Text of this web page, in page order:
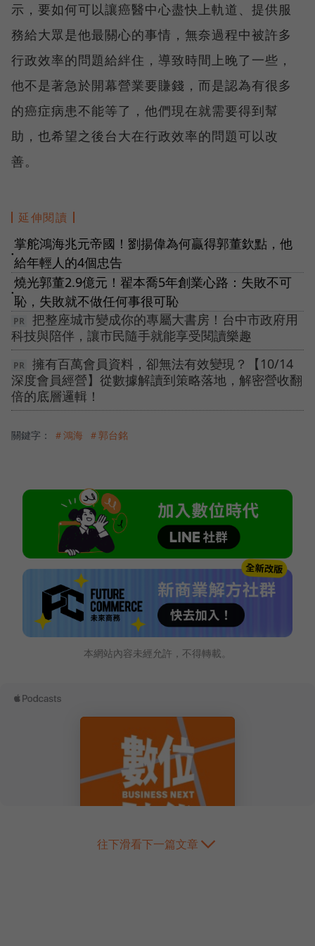
示，要如何可以讓癌醫中心盡快上軌道、提供服
務給大眾是他最關心的事情，無奈過程中被許多
行政效率的問題給絆住，導致時間上晚了一些，
他不是著急於開幕營業要賺錢，而是認為有很多
的癌症病患不能等了，他們現在就需要得到幫
助，也希望之後台大在行政效率的問題可以改
善。
延伸閱讀
●
掌舵鴻海兆元帝國！劉揚偉為何贏得郭董欽點，他
給年輕人的4個忠告
●
燒光郭董2.9億元！翟本喬5年創業心路：失敗不可
恥，失敗就不做任何事很可恥
把整座城市變成你的專屬大書房！台中市政府用
科技與陪伴，讓市民隨手就能享受閱讀樂趣
擁有百萬會員資料，卻無法有效變現？【10/14
深度會員經營】從數據解讀到策略落地，解密營收翻
倍的底層邏輯！
關鍵字： ＃鴻海 ＃郭台銘
本網站內容未經允許，不得轉載。
往下滑看下一篇文章